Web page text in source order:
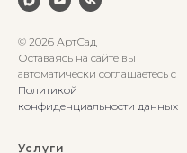
© 2026 АртСад
Оставаясь на сайте вы
автоматически соглашаетесь с
Политикой
конфиденциальности данных
Услуги